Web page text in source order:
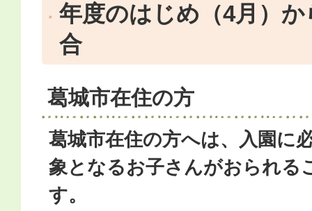
年度のはじめ（4月）
合
葛城市在住の方
葛城市在住の方へは、入園に
象となるお子さんがおられる
す。